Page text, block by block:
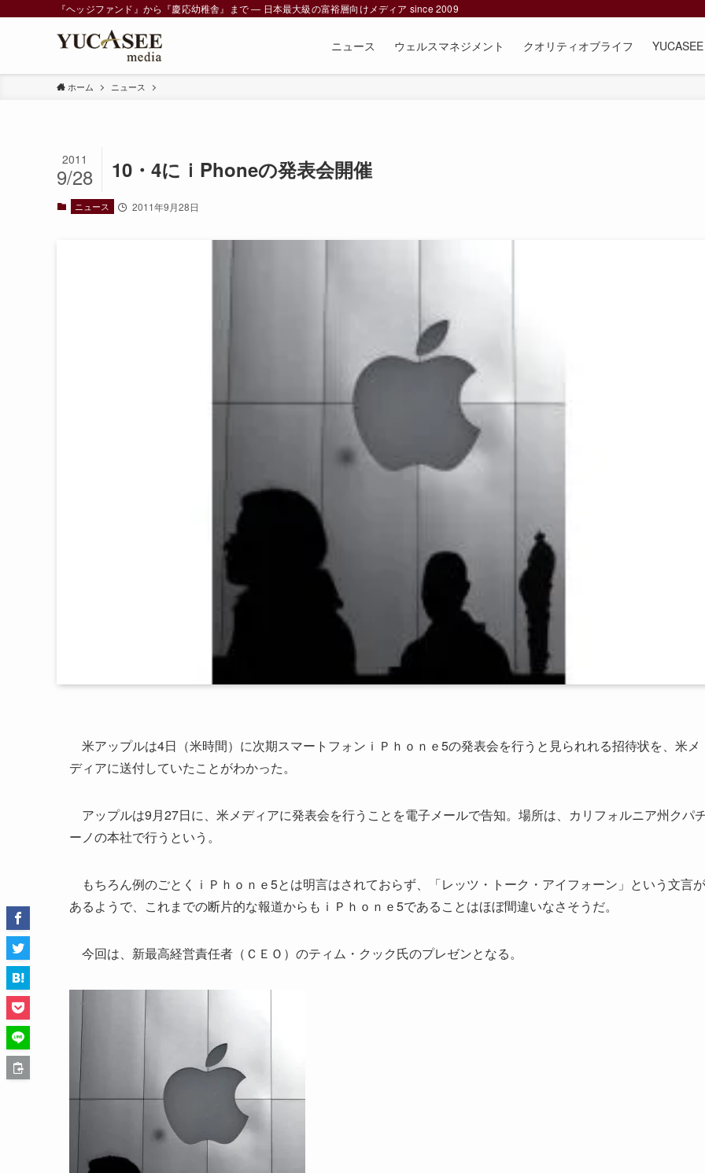
『ヘッジファンド』から『慶応幼稚舎』まで ― 日本最大級の富裕層向けメディア since 2009
ニュース ウェルスマネジメント クオリティオブライフ
ホーム ニュース
10・4にｉPhoneの発表会開催
2011
9/28
ニュース 2011年9月28日
米アップルは4日（米時間）に次期スマートフォンｉＰｈｏｎｅ5の発表会を行うと見られれる招待状を、米メ
ディアに送付していたことがわかった。
アップルは9月27日に、米メディアに発表会を行うことを電子メールで告知。場所は、カリフォルニア州クパ
ーノの本社で行うという。
もちろん例のごとくｉＰｈｏｎｅ5とは明言はされておらず、「レッツ・トーク・アイフォーン」という文言が
あるようで、これまでの断片的な報道からもｉＰｈｏｎｅ5であることはほぼ間違いなさそうだ。
今回は、新最高経営責任者（ＣＥＯ）のティム・クック氏のプレゼンとなる。